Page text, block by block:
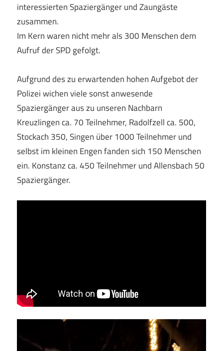
interessierten Spaziergänger und Zaungäste
zusammen.
Im Kern waren nicht mehr als 300 Menschen dem
Aufruf der SPD gefolgt.
Aufgrund des zu erwartenden hohen Aufgebot der
Polizei wichen viele sonst anwesende
Spaziergänger aus zu unseren Nachbarn
Kreuzlingen ca. 70 Teilnehmer, Radolfzell ca. 500,
Stockach 350, Singen über 1000 Teilnehmer und
selbst im kleinen Engen fanden sich 150 Menschen
ein. Konstanz ca. 450 Teilnehmer und Allensbach 50
Spaziergänger.